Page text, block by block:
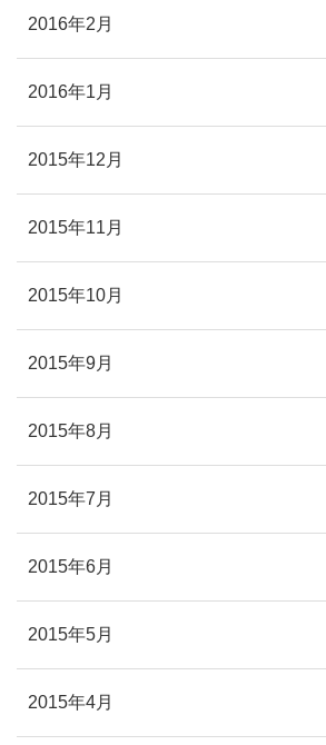
2016年2月
2016年1月
2015年12月
2015年11月
2015年10月
2015年9月
2015年8月
2015年7月
2015年6月
2015年5月
2015年4月